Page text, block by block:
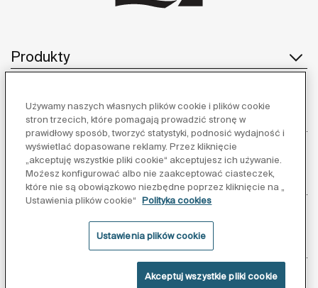
Produkty
Obsługa klienta
O nas
Obserwuj nas:
Używamy naszych własnych plików cookie i plików cookie
stron trzecich, które pomagają prowadzić stronę w
prawidłowy sposób, tworzyć statystyki, podnosić wydajność i
wyświetlać dopasowane reklamy. Przez kliknięcie
„akceptuję wszystkie pliki cookie“ akceptujesz ich używanie.
Możesz konfigurować albo nie zaakceptować ciasteczek,
które nie są obowiązkowo niezbędne poprzez kliknięcie na „
Ustawienia plików cookie“
Polityka cookies
Ustawienia plików cookie
Akceptuj wszystkie pliki cookie